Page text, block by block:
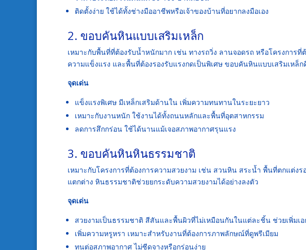
ติดตั้งง่าย ใช้ได้ทั้งช่างมืออาชีพหรือเจ้าของบ้านที่อยากลงมือเอง
2. ขอบคันหินแบบเสริมเหล็ก
เหมาะกับพื้นที่ที่ต้องรับน้ำหนักมาก เช่น ทางรถวิ่ง ลานจอดรถ หรือโครงการ
ความแข็งแรง และพื้นที่ต้องรองรับแรงกดเป็นพิเศษ ขอบคันหินแบบเสริมเหล็ก
จุดเด่น
แข็งแรงพิเศษ มีเหล็กเสริมด้านใน เพิ่มความทนทานในระยะยาว
เหมาะกับงานหนัก ใช้งานได้ทั้งถนนหลักและพื้นที่อุตสาหกรรม
ลดการสึกกร่อน ใช้ได้นานแม้เจอสภาพอากาศรุนแรง
3. ขอบคันหินหินธรรมชาติ
เหมาะกับโครงการที่ต้องการความสวยงาม เช่น สวนหิน สระน้ำ พื้นที่ตกแต่
แตกต่าง หินธรรมชาติช่วยยกระดับความสวยงามได้อย่างลงตัว
จุดเด่น
สวยงามเป็นธรรมชาติ สีสันและพื้นผิวที่ไม่เหมือนกันในแต่ละชิ้น ช่วยเพิ่มเ
เพิ่มความหรูหรา เหมาะสำหรับงานที่ต้องการภาพลักษณ์ที่ดูพรีเมียม
ทนต่อสภาพอากาศ ไม่ซีดจางหรือกร่อนง่าย